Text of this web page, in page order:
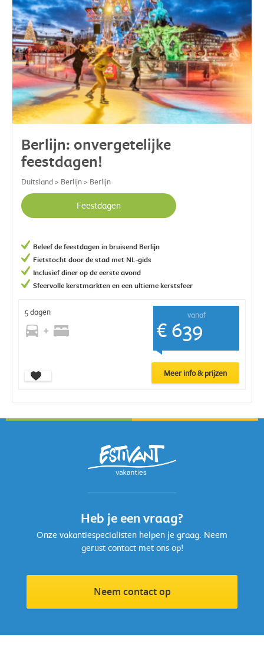
Berlijn: onvergetelijke
feestdagen!
Duitsland > Berlijn > Berlijn
Feestdagen
Beleef de feestdagen in bruisend Berlijn
Fietstocht door de stad met NL-gids
Inclusief diner op de eerste avond
Sfeervolle kerstmarkten en een ultieme kerstsfeer
vanaf
€ 639
5 dagen
Meer info & prijzen
Heb je een vraag?
Onze vakantiespecialisten helpen je graag. Neem
gerust contact met ons op!
Neem contact op